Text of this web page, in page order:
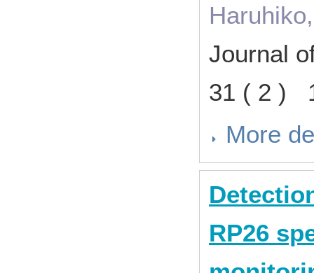
Journal
31 ( 2 )
More
RP26